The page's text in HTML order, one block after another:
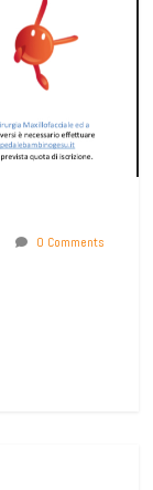
0 Comments